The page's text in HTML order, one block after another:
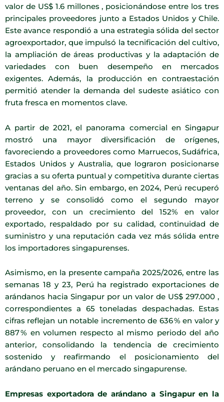
valor de US$ 1.6 millones , posicionándose entre los tres
principales proveedores junto a Estados Unidos y Chile.
Este avance respondió a una estrategia sólida del sector
agroexportador, que impulsó la tecnificación del cultivo,
la ampliación de áreas productivas y la adaptación de
variedades con buen desempeño en mercados
exigentes. Además, la producción en contraestación
permitió atender la demanda del sudeste asiático con
fruta fresca en momentos clave.
A partir de 2021, el panorama comercial en Singapur
mostró una mayor diversificación de orígenes,
favoreciendo a proveedores como Marruecos, Sudáfrica,
Estados Unidos y Australia, que lograron posicionarse
gracias a su oferta puntual y competitiva durante ciertas
ventanas del año. Sin embargo, en 2024, Perú recuperó
terreno y se consolidó como el segundo mayor
proveedor, con un crecimiento del 152% en valor
exportado, respaldado por su calidad, continuidad de
suministro y una reputación cada vez más sólida entre
los importadores singapurenses.
Asimismo, en la presente campaña 2025/2026, entre las
semanas 18 y 23, Perú ha registrado exportaciones de
arándanos hacia Singapur por un valor de US$ 297.000 ,
correspondientes a 65 toneladas despachadas. Estas
cifras reflejan un notable incremento de 636 % en valor y
887 % en volumen respecto al mismo periodo del año
anterior, consolidando la tendencia de crecimiento
sostenido y reafirmando el posicionamiento del
arándano peruano en el mercado singapurense.
Empresas exportadora de arándano a Singapur en la